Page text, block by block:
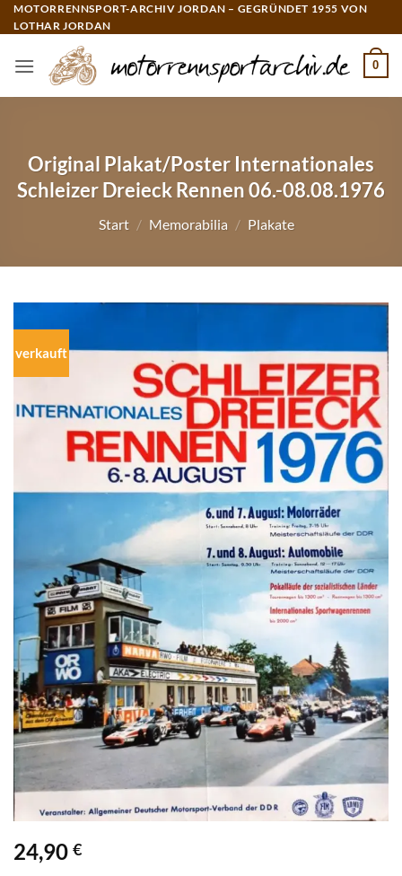
Zum
Inhalt
MOTORRENNSPORT-ARCHIV JORDAN – GEGRÜNDET 1955 VON
LOTHAR JORDAN
0
Original Plakat/Poster Internationales
Schleizer Dreieck Rennen 06.-08.08.1976
Start / Memorabilia / Plakate
verkauft
24,90 €